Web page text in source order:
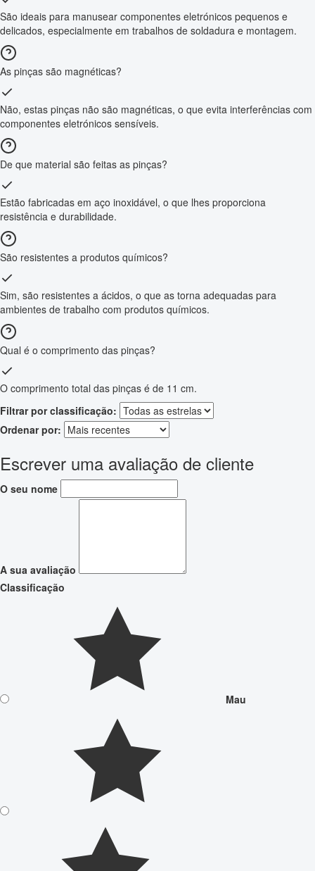
São ideais para manusear componentes eletrónicos pequenos e
delicados, especialmente em trabalhos de soldadura e montagem.
As pinças são magnéticas?
Não, estas pinças não são magnéticas, o que evita interferências com
componentes eletrónicos sensíveis.
De que material são feitas as pinças?
Estão fabricadas em aço inoxidável, o que lhes proporciona
resistência e durabilidade.
São resistentes a produtos químicos?
Sim, são resistentes a ácidos, o que as torna adequadas para
ambientes de trabalho com produtos químicos.
Qual é o comprimento das pinças?
O comprimento total das pinças é de 11 cm.
Filtrar por classificação:
Ordenar por:
Escrever uma avaliação de cliente
O seu nome
A sua avaliação
Classificação
Mau